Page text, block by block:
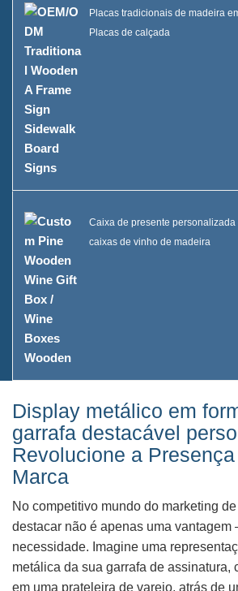
Placas tradicionais de madeira
Placas de calçada
Caixa de presente
caixas de vinho de madeira
Display metálico em
garrafa destacável
Revolucione a
Marca
No competitivo mundo do marketing
destacar não é apenas uma
necessidade. Imagine uma
metálica da sua garrafa de assinatura,
em uma prateleira de varejo, atrás de